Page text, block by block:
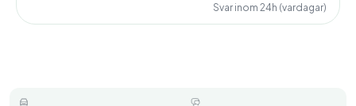
Svar inom 24h (vardagar)